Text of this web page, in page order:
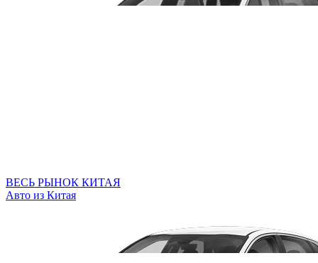
ВЕСЬ РЫНОК КИТАЯ
Авто из Китая